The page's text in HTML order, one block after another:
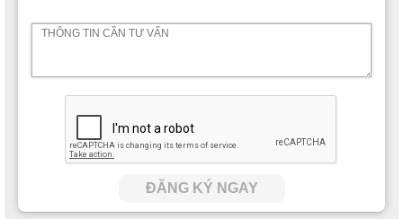
ĐĂNG KÝ NGAY